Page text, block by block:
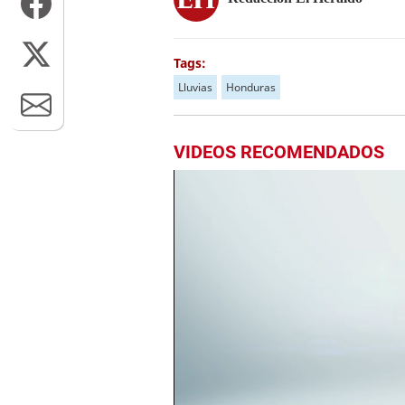
Tags:
Lluvias Honduras
VIDEOS RECOMENDADOS